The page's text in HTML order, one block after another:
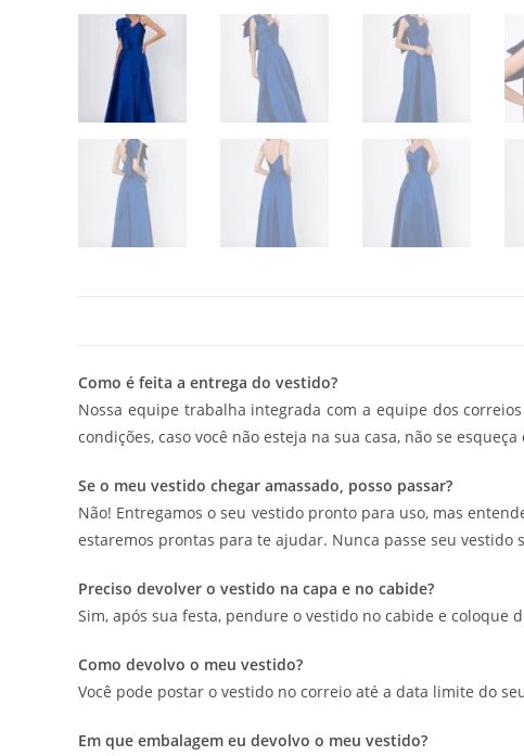
Como é feita a entrega do vestido?
Nossa equipe trabalha integrada com a equipe dos
condições, caso você não esteja na sua casa, não se
Se o meu vestido chegar amassado, posso passar?
Não! Entregamos o seu vestido pronto para uso, mas
estaremos prontas para te ajudar. Nunca passe seu
Preciso devolver o vestido na capa e no cabide?
Sim, após sua festa, pendure o vestido no cabide e coloque
Como devolvo o meu vestido?
Você pode postar o vestido no correio até a data limite do
Em que embalagem eu devolvo o meu vestido?